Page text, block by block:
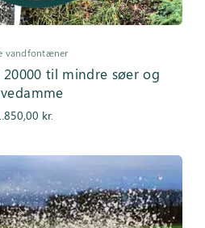
vandfontæner
til mindre søer og
kr.